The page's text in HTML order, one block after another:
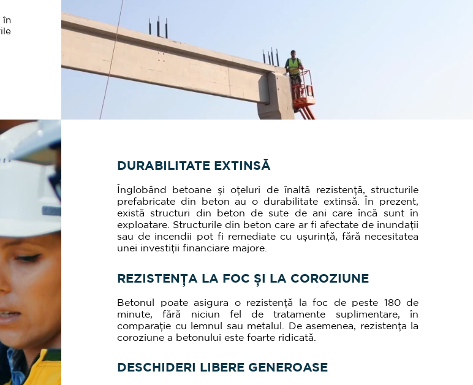
în
DURABILITATE EXTINSĂ
Înglobând betoane și oțeluri de înaltă rezistență, structurile
prefabricate din beton au o durabilitate extinsă. În prezent,
există structuri din beton de sute de ani care încă sunt în
exploatare. Structurile din beton care ar fi afectate de inundații
sau de incendii pot fi remediate cu ușurință, fără necesitatea
unei investiții financiare majore.
REZISTENȚA LA FOC ȘI LA COROZIUNE
Betonul poate asigura o rezistență la foc de peste 180 de
minute, fără niciun fel de tratamente suplimentare, în
comparație cu lemnul sau metalul. De asemenea, rezistența la
coroziune a betonului este foarte ridicată.
DESCHIDERI LIBERE GENEROASE